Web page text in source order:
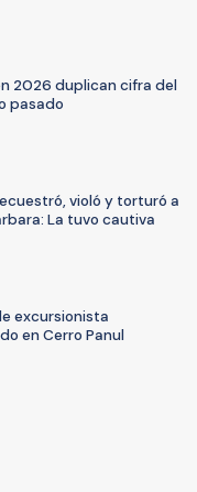
2026 duplican cifra del
pasado
violó y torturó a
La tuvo cautiva
excursionista
en Cerro Panul